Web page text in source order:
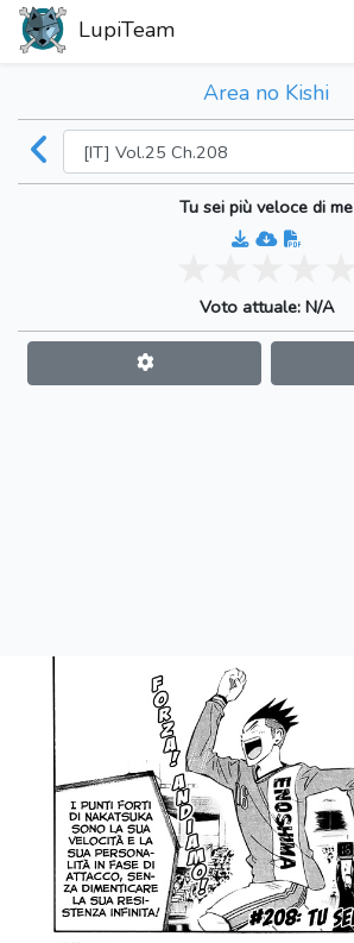
LupiTeam
Area no Kishi
Tu sei più veloce di me
Voto attuale: N/A